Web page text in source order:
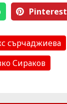
Pinterest
сърчаджиева
Сираков